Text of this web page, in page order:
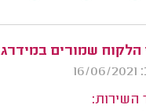
הלקוח שמורים במידרג
השירות: